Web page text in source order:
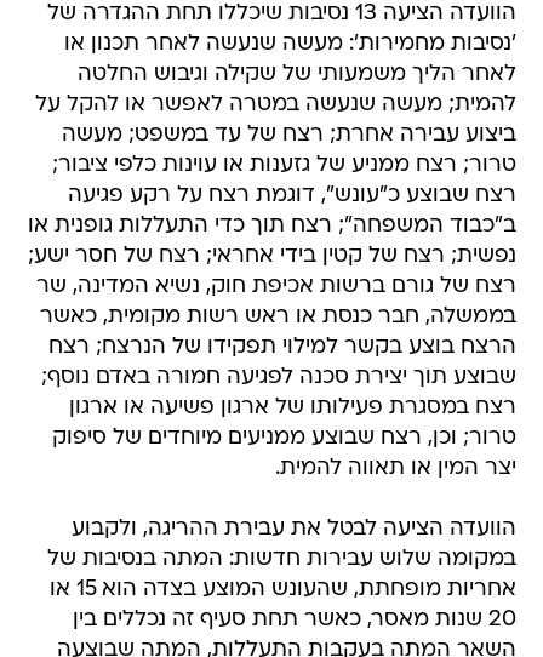
הוועדה הציעה 13 נסיבות שיכללו תחת ההגדרה של
'נסיבות מחמירות': מעשה שנעשה לאחר תכנון או
לאחר הליך משמעותי של שקילה וגיבוש החלטה
להמית; מעשה שנעשה במטרה לאפשר או להקל על
ביצוע עבירה אחרת; רצח של עד במשפט; מעשה
טרור; רצח ממניע של גזענות או עוינות כלפי ציבור;
רצח שבוצע כ"עונש", דוגמת רצח על רקע פגיעה
ב"כבוד המשפחה"; רצח תוך כדי התעללות גופנית או
נפשית; רצח של קטין בידי אחראי; רצח של חסר ישע;
רצח של גורם ברשות אכיפת חוק, נשיא המדינה, שר
בממשלה, חבר כנסת או ראש רשות מקומית, כאשר
הרצח בוצע בקשר למילוי תפקידו של הנרצח; רצח
שבוצע תוך יצירת סכנה לפגיעה חמורה באדם נוסף;
רצח במסגרת פעילותו של ארגון פשיעה או ארגון
טרור; וכן, רצח שבוצע ממניעים מיוחדים של סיפוק
יצר המין או תאווה להמית.
הוועדה הציעה לבטל את עבירת ההריגה, ולקבוע
במקומה שלוש עבירות חדשות: המתה בנסיבות של
אחריות מופחתת, שהעונש המוצע בצדה הוא 15 או
20 שנות מאסר, כאשר תחת סעיף זה נכללים בין
השאר המתה בעקבות התעללות, המתה שבוצעה